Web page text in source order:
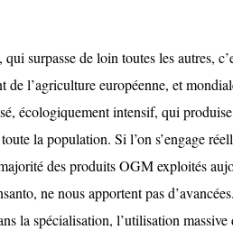
surpasse de loin toutes les autres,
de l’agriculture européenne, et
écologiquement intensif, qui
la population. Si l’on s’engage
des produits OGM exploités
ne nous apportent pas
la spécialisation, l’utilisation